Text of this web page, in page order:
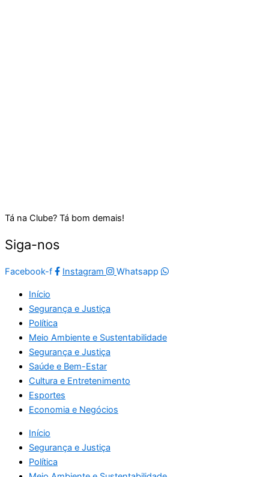
Tá na Clube? Tá bom demais!
Siga-nos
Facebook-f Instagram Whatsapp
Início
Segurança e Justiça
Política
Meio Ambiente e Sustentabilidade
Segurança e Justiça
Saúde e Bem-Estar
Cultura e Entretenimento
Esportes
Economia e Negócios
Início
Segurança e Justiça
Política